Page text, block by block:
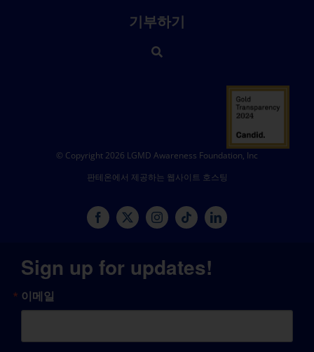
기부하기
© Copyright 2026 LGMD Awareness Foundation, Inc
판테온에서 제공하는 웹사이트 호스팅
Sign up for updates!
이메일